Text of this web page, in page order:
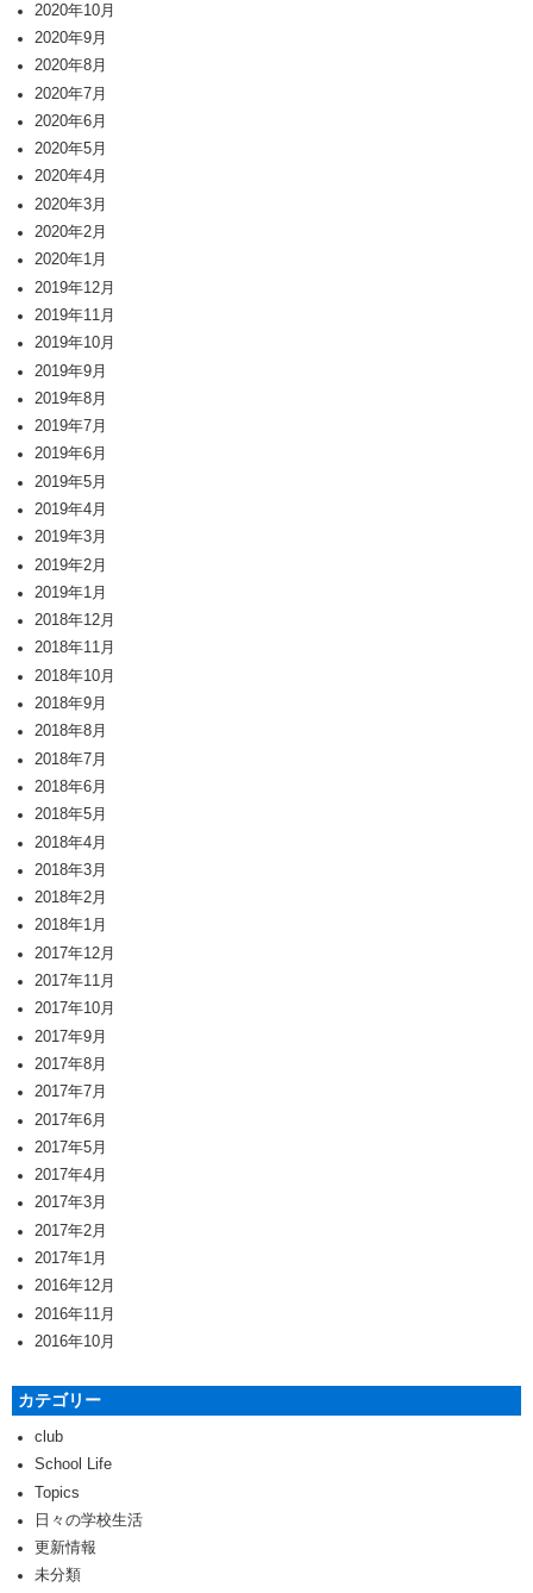
2020年10月
2020年9月
2020年8月
2020年7月
2020年6月
2020年5月
2020年4月
2020年3月
2020年2月
2020年1月
2019年12月
2019年11月
2019年10月
2019年9月
2019年8月
2019年7月
2019年6月
2019年5月
2019年4月
2019年3月
2019年2月
2019年1月
2018年12月
2018年11月
2018年10月
2018年9月
2018年8月
2018年7月
2018年6月
2018年5月
2018年4月
2018年3月
2018年2月
2018年1月
2017年12月
2017年11月
2017年10月
2017年9月
2017年8月
2017年7月
2017年6月
2017年5月
2017年4月
2017年3月
2017年2月
2017年1月
2016年12月
2016年11月
2016年10月
カテゴリー
club
School Life
Topics
日々の学校生活
更新情報
未分類